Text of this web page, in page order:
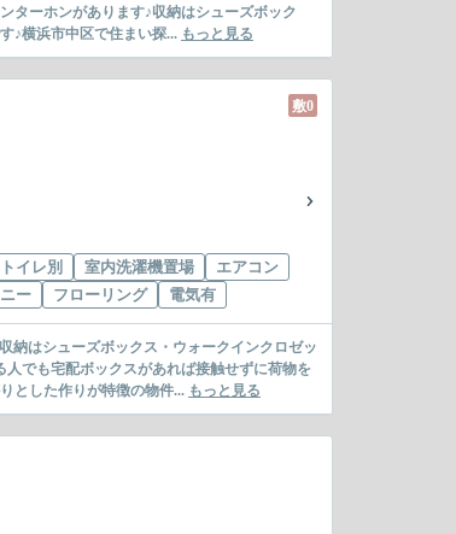
ターホンがあります♪収納はシューズボック
♪横浜市中区で住まい探... もっと見る
敷0
イレ別 室内洗濯機置場
エアコン
ー
フローリング 電気有
はシューズボックス・ウォークインクロゼッ
でも宅配ボックスがあれば接触せずに荷物を
とした作りが特徴の物件... もっと見る